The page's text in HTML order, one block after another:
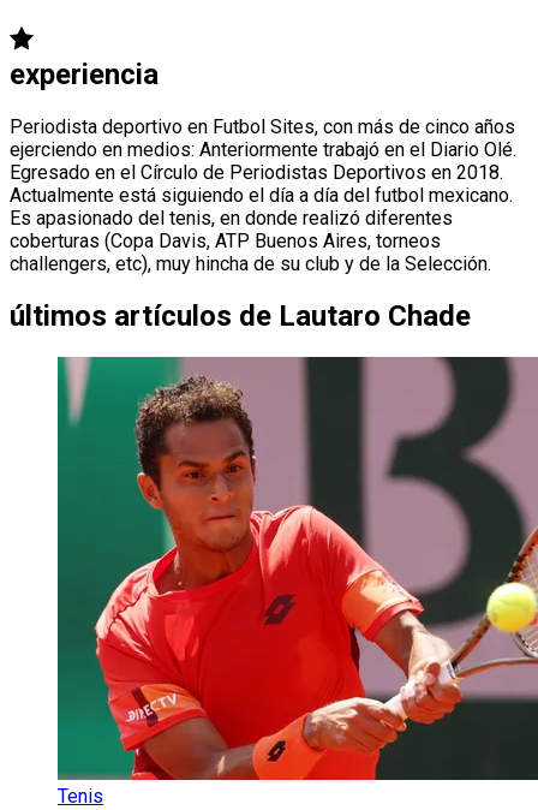
experiencia
Periodista deportivo en Futbol Sites, con más de cinco años
ejerciendo en medios: Anteriormente trabajó en el Diario Olé.
Egresado en el Círculo de Periodistas Deportivos en 2018.
Actualmente está siguiendo el día a día del futbol mexicano.
Es apasionado del tenis, en donde realizó diferentes
coberturas (Copa Davis, ATP Buenos Aires, torneos
challengers, etc), muy hincha de su club y de la Selección.
últimos artículos de Lautaro Chade
Tenis